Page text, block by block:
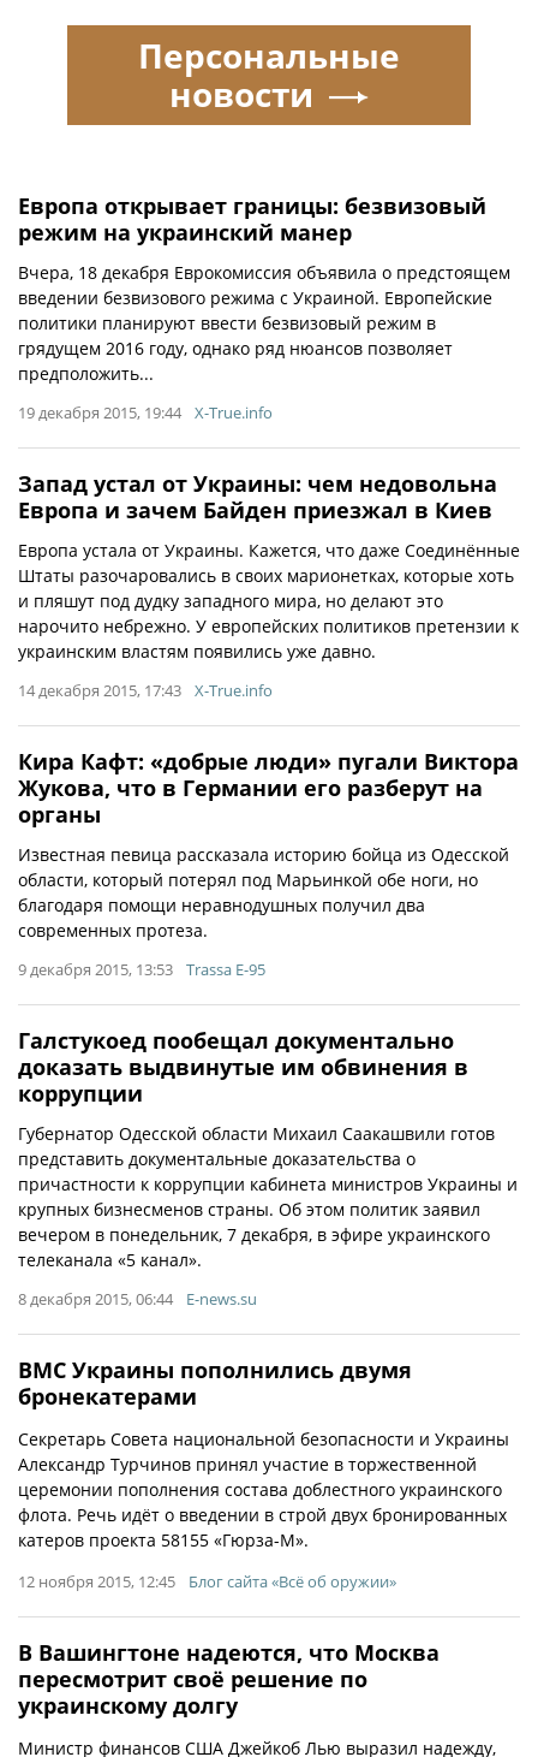
Европа открывает границы: безвизовый
режим на украинский манер
Вчера, 18 декабря Еврокомиссия объявила о предстоящем
введении безвизового режима с Украиной. Европейские
политики планируют ввести безвизовый режим в
грядущем 2016 году, однако ряд нюансов позволяет
предположить...
19 декабря 2015, 19:44 X-True.info
Запад устал от Украины: чем недовольна
Европа и зачем Байден приезжал в Киев
Европа устала от Украины. Кажется, что даже Соединённые
Штаты разочаровались в своих марионетках, которые хоть
и пляшут под дудку западного мира, но делают это
нарочито небрежно. У европейских политиков претензии к
украинским властям появились уже давно.
14 декабря 2015, 17:43 X-True.info
Кира Кафт: «добрые люди» пугали Виктора
Жукова, что в Германии его разберут на
органы
Известная певица рассказала историю бойца из Одесской
области, который потерял под Марьинкой обе ноги, но
благодаря помощи неравнодушных получил два
современных протеза.
9 декабря 2015, 13:53 Trassa E-95
Галстукоед пообещал документально
доказать выдвинутые им обвинения в
коррупции
Губернатор Одесской области Михаил Саакашвили готов
представить документальные доказательства о
причастности к коррупции кабинета министров Украины и
крупных бизнесменов страны. Об этом политик заявил
вечером в понедельник, 7 декабря, в эфире украинского
телеканала «5 канал».
8 декабря 2015, 06:44 E-news.su
ВМС Украины пополнились двумя
бронекатерами
Секретарь Совета национальной безопасности и Украины
Александр Турчинов принял участие в торжественной
церемонии пополнения состава доблестного украинского
флота. Речь идёт о введении в строй двух бронированных
катеров проекта 58155 «Гюрза-М».
12 ноября 2015, 12:45 Блог сайта «Всё об оружии»
В Вашингтоне надеются, что Москва
пересмотрит своё решение по
украинскому долгу
Министр финансов США Джейкоб Лью выразил надежду,
Персональные
новости